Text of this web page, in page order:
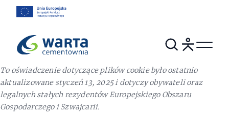
To oświadczenie dotyczące plików cookie było ostatnio
aktualizowane styczeń 13, 2025 i dotyczy obywateli oraz
legalnych stałych rezydentów Europejskiego Obszaru
Gospodarczego i Szwajcarii.